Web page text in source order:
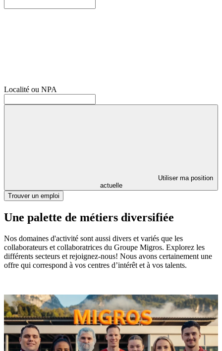
Localité ou NPA
Utiliser ma position
actuelle
Trouver un emploi
Une palette de métiers diversifiée
Nos domaines d'activité sont aussi divers et variés que les
collaborateurs et collaboratrices du Groupe Migros. Explorez les
différents secteurs et rejoignez-nous! Nous avons certainement une
offre qui correspond à vos centres d’intérêt et à vos talents.